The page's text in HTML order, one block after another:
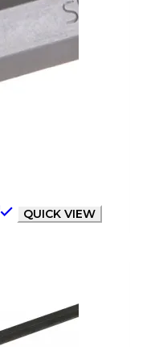
QUICK VIEW